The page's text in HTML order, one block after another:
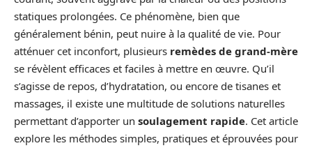
statiques prolongées. Ce phénomène, bien que
généralement bénin, peut nuire à la qualité de vie. Pour
atténuer cet inconfort, plusieurs remèdes de grand-mère
se révèlent efficaces et faciles à mettre en œuvre. Qu’il
s’agisse de repos, d’hydratation, ou encore de tisanes et
massages, il existe une multitude de solutions naturelles
permettant d’apporter un soulagement rapide. Cet article
explore les méthodes simples, pratiques et éprouvées pour